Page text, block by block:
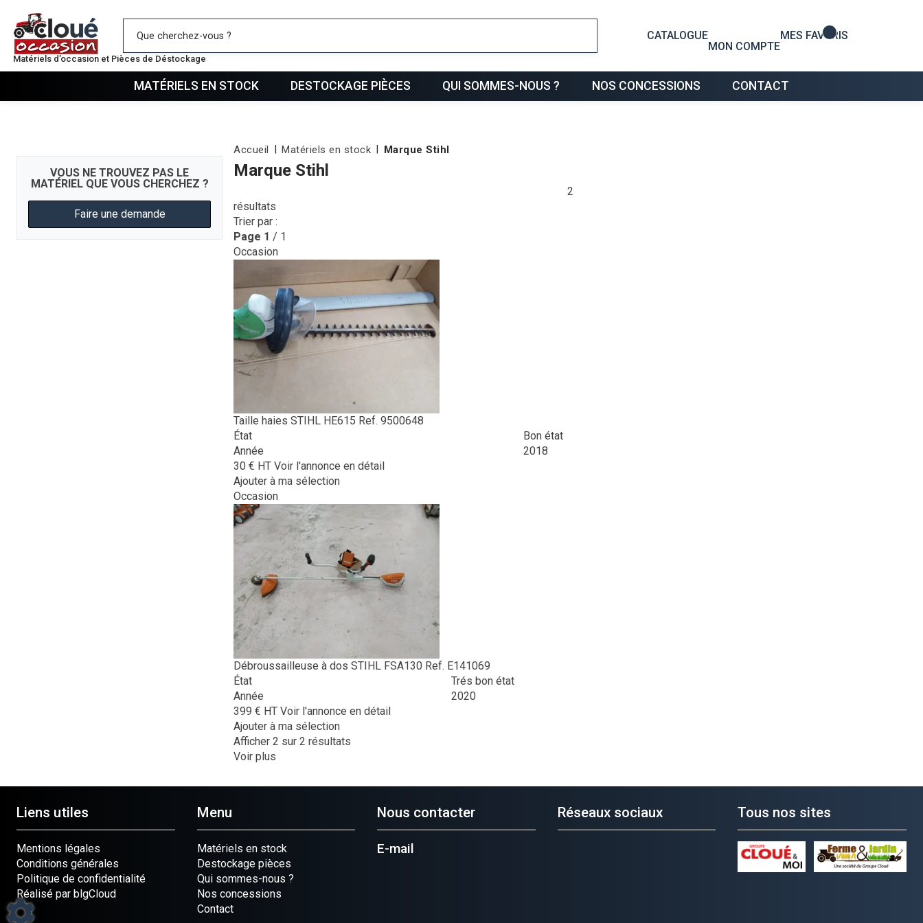
Matériels d’occasion et Pièces de Déstockage
CATALOGUE
MON COMPTE
MES FAVORIS
Mes favoris
MATÉRIELS EN STOCK DESTOCKAGE PIÈCES QUI SOMMES-NOUS ? NOS CONCESSIONS CONTACT
VOUS NE TROUVEZ PAS LE
MATÉRIEL QUE VOUS CHERCHEZ ?
Faire une demande
Accueil Matériels en stock Marque Stihl
Marque Stihl
2
résultats
Trier par :
Page 1 / 1
Occasion
Taille haies STIHL HE615 Ref. 9500648
État
Bon état
Année
2018
30 € HT Voir l'annonce en détail
Ajouter à ma sélection
Occasion
Débroussailleuse à dos STIHL FSA130 Ref. E141069
État
Trés bon état
Année
2020
399 € HT Voir l'annonce en détail
Ajouter à ma sélection
Afficher 2 sur 2 résultats
Voir plus
Liens utiles
Mentions légales
Conditions générales
Politique de confidentialité
Réalisé par blgCloud
Menu
Matériels en stock
Destockage pièces
Qui sommes-nous ?
Nos concessions
Contact
Nous contacter
E-mail
Réseaux sociaux Tous nos sites